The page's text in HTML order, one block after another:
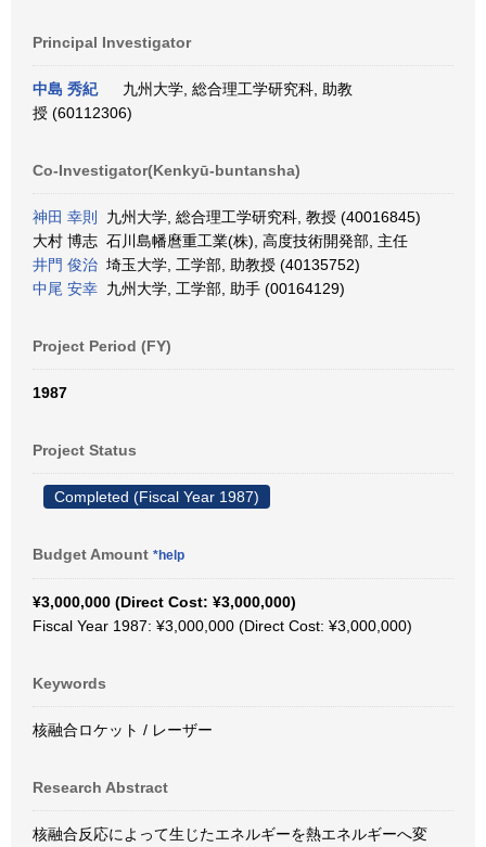
Principal Investigator
中島 秀紀
九州大学, 総合理工学研究科, 助教
授 (60112306)
Co-Investigator(Kenkyū-buntansha)
神田 幸則
九州大学, 総合理工学研究科, 教授 (40016845)
大村 博志 石川島幡麿重工業(株), 高度技術開発部, 主任
井門 俊治 埼玉大学, 工学部, 助教授 (40135752)
中尾 安幸 九州大学, 工学部, 助手 (00164129)
Project Period (FY)
1987
Project Status
Completed (Fiscal Year 1987)
Budget Amount *help
¥3,000,000 (Direct Cost: ¥3,000,000)
Fiscal Year 1987: ¥3,000,000 (Direct Cost: ¥3,000,000)
Keywords
核融合ロケット / レーザー
Research Abstract
核融合反応によって生じたエネルギーを熱エネルギーへ変